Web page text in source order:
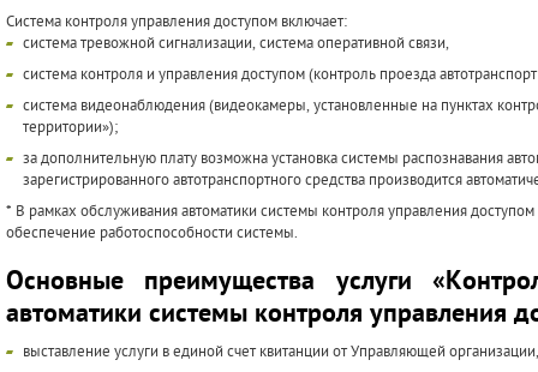
Система контроля управления доступом включает:
система тревожной сигнализации, система оперативной связи,
система контроля и управления доступом (контроль проезда
система видеонаблюдения (видеокамеры, установленные на пунктах
территории»);
за дополнительную плату возможна установка системы распознавания
зарегистрированного автотранспортного средства производится
* В рамках обслуживания автоматики системы контроля управления
обеспечение работоспособности системы.
Основные преимущества услуги
автоматики системы контроля управления
выставление услуги в единой счет квитанции от Управляющей организации,